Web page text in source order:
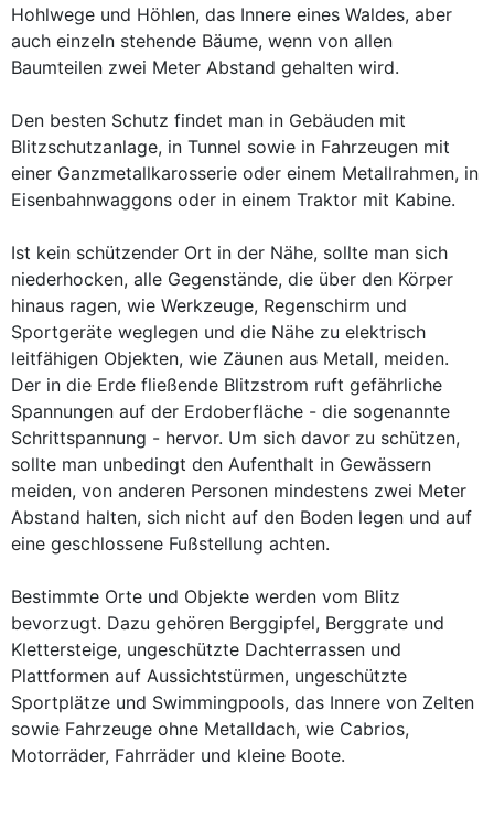
Hohlwege und Höhlen, das Innere eines Waldes, aber
auch einzeln stehende Bäume, wenn von allen
Baumteilen zwei Meter Abstand gehalten wird.
Den besten Schutz findet man in Gebäuden mit
Blitzschutzanlage, in Tunnel sowie in Fahrzeugen mit
einer Ganzmetallkarosserie oder einem Metallrahmen, in
Eisenbahnwaggons oder in einem Traktor mit Kabine.
Ist kein schützender Ort in der Nähe, sollte man sich
niederhocken, alle Gegenstände, die über den Körper
hinaus ragen, wie Werkzeuge, Regenschirm und
Sportgeräte weglegen und die Nähe zu elektrisch
leitfähigen Objekten, wie Zäunen aus Metall, meiden.
Der in die Erde fließende Blitzstrom ruft gefährliche
Spannungen auf der Erdoberfläche - die sogenannte
Schrittspannung - hervor. Um sich davor zu schützen,
sollte man unbedingt den Aufenthalt in Gewässern
meiden, von anderen Personen mindestens zwei Meter
Abstand halten, sich nicht auf den Boden legen und auf
eine geschlossene Fußstellung achten.
Bestimmte Orte und Objekte werden vom Blitz
bevorzugt. Dazu gehören Berggipfel, Berggrate und
Klettersteige, ungeschützte Dachterrassen und
Plattformen auf Aussichtstürmen, ungeschützte
Sportplätze und Swimmingpools, das Innere von Zelten
sowie Fahrzeuge ohne Metalldach, wie Cabrios,
Motorräder, Fahrräder und kleine Boote.